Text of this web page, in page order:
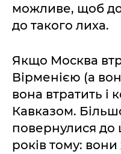
можливе, щоб
до такого лиха.
Якщо Москва
Вірменією (а
вона втратить і
Кавказом.
повернулися до
років тому: